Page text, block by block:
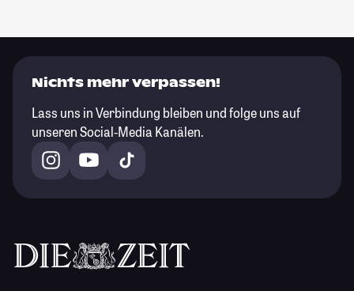
Nichts mehr verpassen!
Lass uns in Verbindung bleiben und folge uns auf
unseren Social-Media Kanälen.